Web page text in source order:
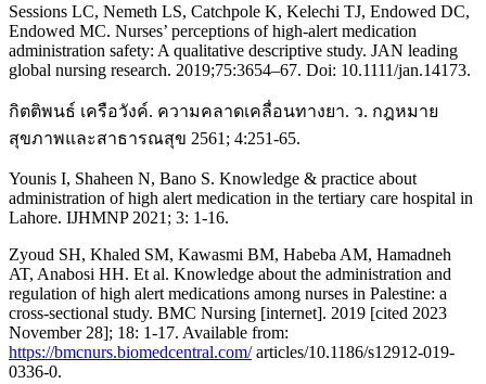
Sessions LC, Nemeth LS, Catchpole K, Kelechi TJ, Endowed DC,
Endowed MC. Nurses’ perceptions of high‐alert medication
administration safety: A qualitative descriptive study. JAN leading
global nursing research. 2019;75:3654–67. Doi: 10.1111/jan.14173.
กิตติพนธ์ เครือวังค์. ความคลาดเคลื่อนทางยา. ว. กฎหมาย
สุขภาพและสาธารณสุข 2561; 4:251-65.
Younis I, Shaheen N, Bano S. Knowledge & practice about
administration of high alert medication in the tertiary care hospital in
Lahore. IJHMNP 2021; 3: 1-16.
Zyoud SH, Khaled SM, Kawasmi BM, Habeba AM, Hamadneh
AT, Anabosi HH. Et al. Knowledge about the administration and
regulation of high alert medications among nurses in Palestine: a
cross-sectional study. BMC Nursing [internet]. 2019 [cited 2023
November 28]; 18: 1-17. Available from:
https://bmcnurs.biomedcentral.com/articles/10.1186/s12912-019-
0336-0.